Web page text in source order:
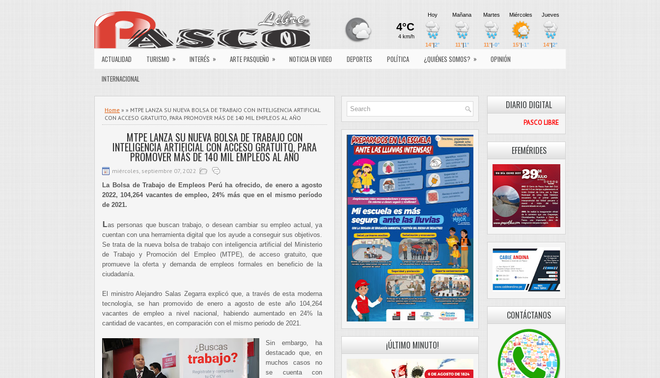
ACTUALIDAD TURISMO » INTERÉS » ARTE PASQUEÑO » NOTICIA EN VIDEO DEPORTES POLÍTICA ¿QUIÉNES SOMOS? »
OPINIÓN
INTERNACIONAL
Home » » MTPE LANZA SU NUEVA BOLSA DE TRABAJO CON INTELIGENCIA ARTIFICIAL
CON ACCESO GRATUITO, PARA PROMOVER MÁS DE 140 MIL EMPLEOS AL AÑO
MTPE LANZA SU NUEVA BOLSA DE TRABAJO CON
INTELIGENCIA ARTIFICIAL CON ACCESO GRATUITO, PARA
PROMOVER MÁS DE 140 MIL EMPLEOS AL AÑO
miércoles, septiembre 07, 2022
La Bolsa de Trabajo de Empleos Perú ha ofrecido, de enero a agosto
2022, 104,264 vacantes de empleo, 24% más que en el mismo período
de 2021.
Las personas que buscan trabajo, o desean cambiar su empleo actual, ya
cuentan con una herramienta digital que los ayude a conseguir sus objetivos.
Se trata de la nueva bolsa de trabajo con inteligencia artificial del Ministerio
de Trabajo y Promoción del Empleo (MTPE), de acceso gratuito, que
promueve la oferta y demanda de empleos formales en beneficio de la
ciudadanía.
El ministro Alejandro Salas Zegarra explicó que, a través de esta moderna
tecnología, se han promovido de enero a agosto de este año 104,264
vacantes de empleo a nivel nacional, habiendo aumentado en 24% la
cantidad de vacantes, en comparación con el mismo periodo de 2021.
Sin embargo, ha
destacado que, en
muchos casos no
se cuenta con
¡ÚLTIMO MINUTO!
DIARIO DIGITAL
PASCO LIBRE
EFEMÉRIDES
CONTÁCTANOS